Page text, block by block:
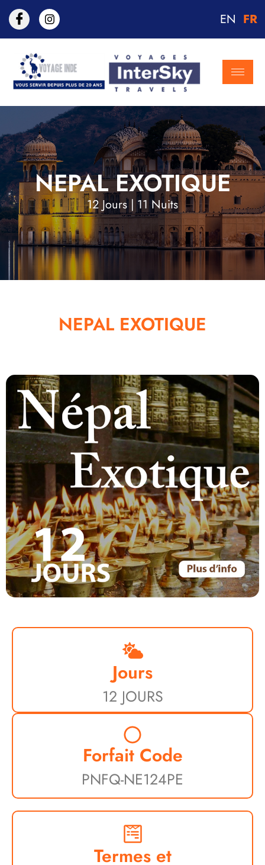
EN FR
NEPAL EXOTIQUE
12 Jours | 11 Nuits
NEPAL EXOTIQUE
Jours
12 JOURS
Forfait Code
PNFQ-NE124PE
Termes et